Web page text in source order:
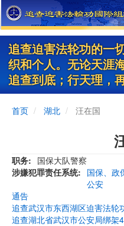
Skip
to
main
content
追查迫害法轮功的一
织和个人。无论天涯
追查到底；行天理，
首页 湖北 汪在国
职务
国保大队警察
涉嫌犯罪责任系统
国保、政
公安
通告
追查武汉市东西湖区迫害法轮
追查湖北省武汉市公安局绑架